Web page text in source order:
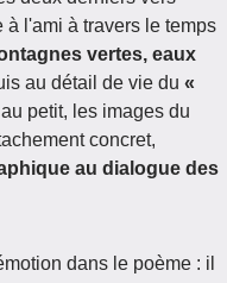
l'ami à travers le temps
vertes, eaux
au détail de vie du «
petit, les images du
concret,
au dialogue des
dans le poème : il